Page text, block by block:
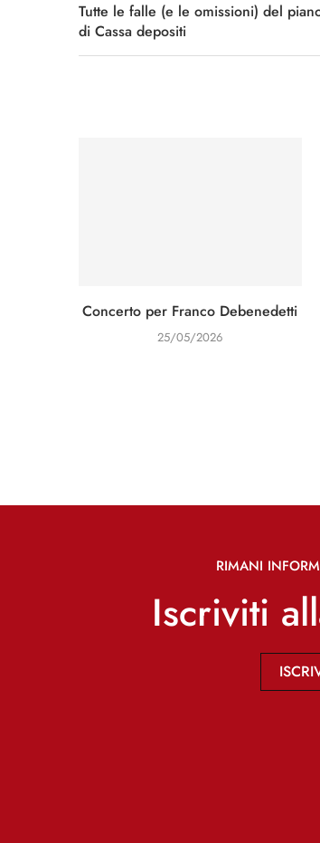
Tutte le falle (e le omissioni) del
di Cassa depositi
Concerto per Franco Debenedetti
25/05/2026
RIMANI
Iscriviti